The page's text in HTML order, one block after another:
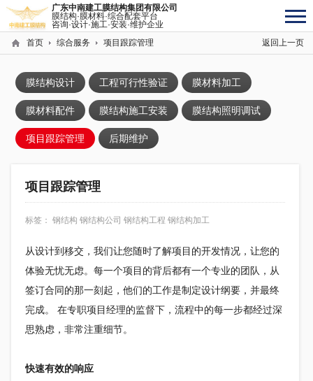
广东中南建工膜结构集团有限公司
膜结构·膜材料·综合配套平台
咨询·设计·施工·安装·维护企业
返回上一页
首页 综合服务 项目跟踪管理
膜结构设计 工程可行性验证 膜材料加工
膜材料配件 膜结构施工安装 膜结构照明调试
项目跟踪管理 后期维护
项目跟踪管理
标签： 钢结构 钢结构公司 钢结构工程 钢结构加工
从设计到移交，我们让您随时了解项目的开发情况，让您的
体验无忧无虑。每一个项目的背后都有一个专业的团队，从
签订合同的那一刻起，他们的工作是制定设计纲要，并最终
完成。 在专职项目经理的监督下，流程中的每一步都经过深
思熟虑，非常注重细节。
快速有效的响应